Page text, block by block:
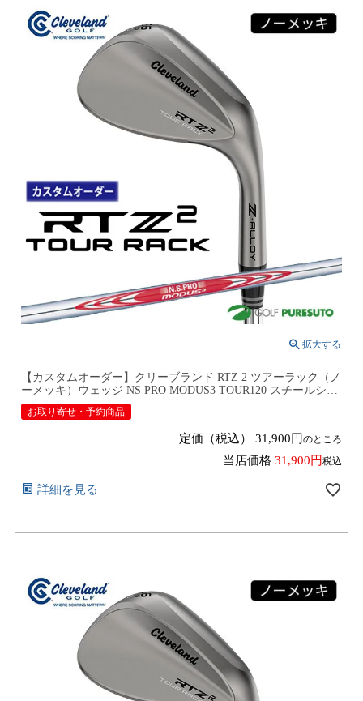
【カスタムオーダー】クリーブランド RTZ 2 ツアーラック（ノ
ーメッキ）ウェッジ NS PRO MODUS3 TOUR120 スチールシャ
フト 2026年モデル日本仕様 日本正規品 cleveland アールティー
ゼット ツー【■DC■】9月12日発売予定
お取り寄せ・予約商品
定価（税込） 31,900 のところ
当店価格 31,900 税込
詳細を見る